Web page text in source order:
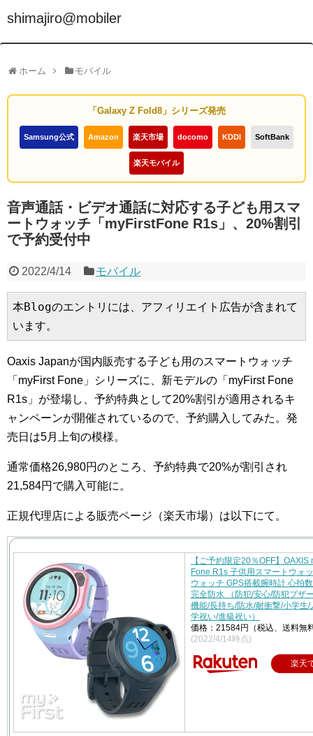
shimajiro@mobiler
ホーム モバイル
「Galaxy Z Fold8」シリーズ発売
Samsung公式 Amazon 楽天市場 docomo KDDI SoftBank
楽天モバイル
音声通話・ビデオ通話に対応する子ども用スマ
ートウォッチ「myFirstFone R1s」、20%割引
で予約受付中
2022/4/14 モバイル
本Blogのエントリには、アフィリエイト広告が含まれて
います。
Oaxis Japanが国内販売する子ども用のスマートウォッチ
「myFirst Fone」シリーズに、新モデルの「myFirst Fone
R1s」が登場し、予約特典として20%割引が適用されるキ
ャンペーンが開催されているので、予約購入してみた。発
売日は5月上旬の模様。
通常価格26,980円のところ、予約特典で20%が割引され
21,584円で購入可能に。
正規代理店による販売ページ（楽天市場）は以下にて。
【ご予約限定20％OFF】OAXIS
Fone R1s 子供用スマートウォ
ウォッチ GPS搭載腕時計 心拍
完全防水 （防犯/安心/防犯ブザ
機能/長持ち/防水/耐衝撃/小学生/
学祝い/進級祝い）
価格：21584円（税込、送料無
(2022/4/14時点)
楽天